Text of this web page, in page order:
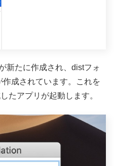
新たに作成され、distフォ
成されています。これを
たアプリが起動します。